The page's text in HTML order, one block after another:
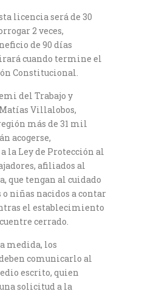
licencia será de 30
2 veces,
de 90 días
cuando termine el
Constitucional.
del Trabajo y
Villalobos,
más de 31 mil
acogerse,
la Ley de Protección al
afiliados al
que tengan al cuidado
niñas nacidos a contar
el establecimiento
cerrado.
medida, los
comunicarlo al
escrito, quien
solicitud a la